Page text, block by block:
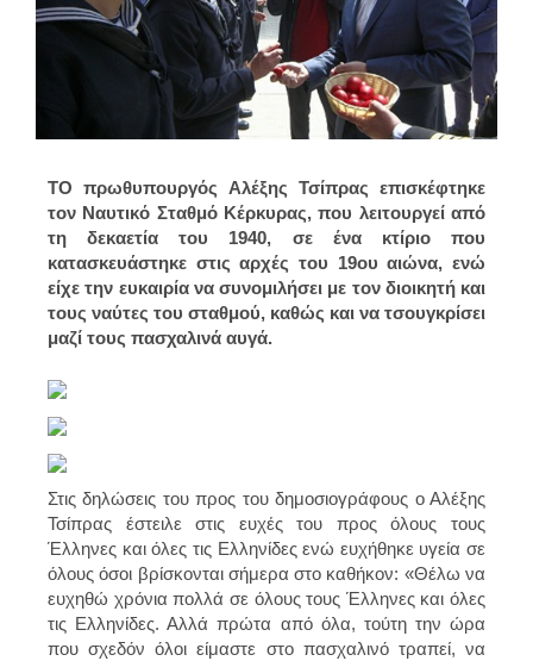
ΤΟ πρωθυπουργός Αλέξης Τσίπρας επισκέφτηκε
τον Ναυτικό Σταθμό Κέρκυρας, που λειτουργεί από
τη δεκαετία του 1940, σε ένα κτίριο που
κατασκευάστηκε στις αρχές του 19ου αιώνα, ενώ
είχε την ευκαιρία να συνομιλήσει με τον διοικητή και
τους ναύτες του σταθμού, καθώς και να τσουγκρίσει
μαζί τους πασχαλινά αυγά.
Στις δηλώσεις του προς του δημοσιογράφους ο Αλέξης
Τσίπρας έστειλε στις ευχές του προς όλους τους
Έλληνες και όλες τις Ελληνίδες ενώ ευχήθηκε υγεία σε
όλους όσοι βρίσκονται σήμερα στο καθήκον: «Θέλω να
ευχηθώ χρόνια πολλά σε όλους τους Έλληνες και όλες
τις Ελληνίδες. Αλλά πρώτα από όλα, τούτη την ώρα
που σχεδόν όλοι είμαστε στο πασχαλινό τραπεί, να